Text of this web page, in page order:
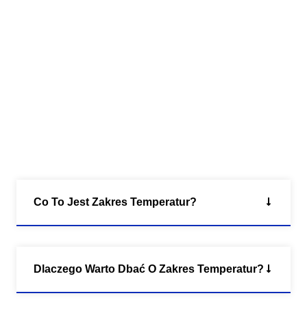
Co To Jest Zakres Temperatur?
Dlaczego Warto Dbać O Zakres Temperatur?